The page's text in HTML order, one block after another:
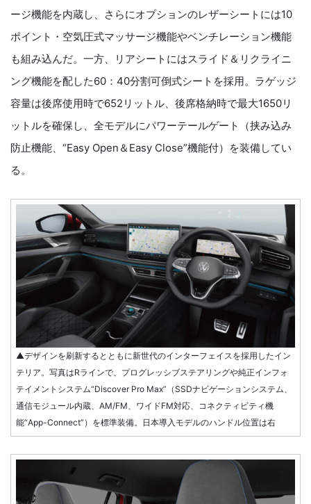
ージ機能を内蔵し、さらにオプションのレザーシートには10
ポイント・空気圧式マッサージ機能やベンチレーション機能
も組み込んだ。一方、リアシートにはスライド＆リクライニ
ング機能を配した60：40分割可倒式シートを採用。ラゲッジ
容量は後席使用時で652リットル、後席格納時で最大1650リ
ットルを確保し、全モデルにパワーテールゲート（挟み込み
防止機能、“Easy Open＆Easy Close”機能付）を装備してい
る。
▲デザインを刷新するとともに新世代のインターフェイスを採用したイン
テリア。写真はRラインで、プログレッシブステアリングや純正インフォ
テイメントシステム“Discover Pro Max”（SSDナビゲーションシステム、
通信モジュール内蔵、AM/FM、ワイドFM対応、コネクティビティ機
能“App-Connect”）を標準装備。日本導入モデルのハンドル位置は右